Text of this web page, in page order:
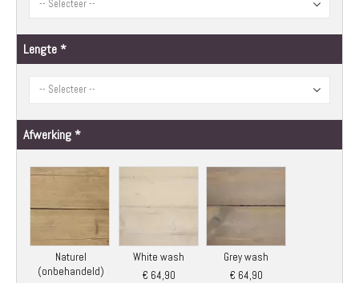
Lengte
Afwerking
Naturel
(onbehandeld)
White wash
€ 64,90
Grey wash
€ 64,90